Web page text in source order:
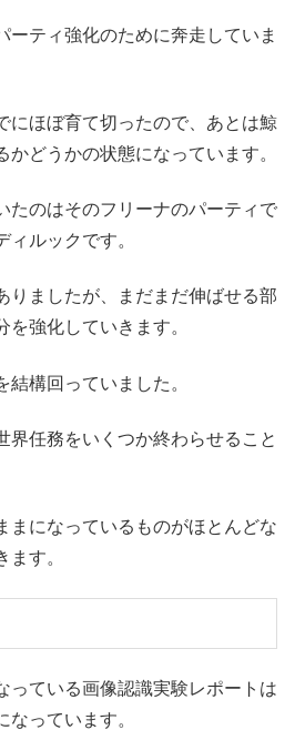
ーティ強化のために奔走していま
にほぼ育て切ったので、あとは鯨
かどうかの状態になっています。
たのはそのフリーナのパーティで
ィルックです。
りましたが、まだまだ伸ばせる部
強化していきます。
構回っていました。
界任務をいくつか終わらせること
まになっているものがほとんどな
す。
っている画像認識実験レポートは
なっています。